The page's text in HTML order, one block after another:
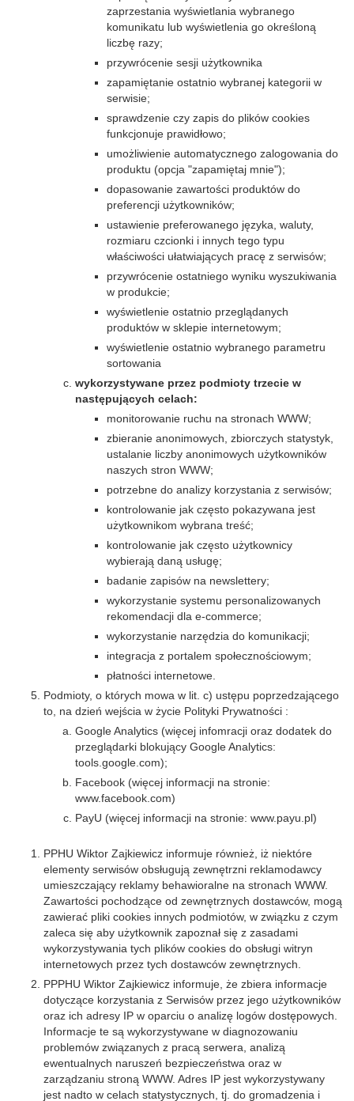
zaprzestania wyświetlania wybranego
komunikatu lub wyświetlenia go określoną
liczbę razy;
przywrócenie sesji użytkownika
zapamiętanie ostatnio wybranej kategorii w
serwisie;
sprawdzenie czy zapis do plików cookies
funkcjonuje prawidłowo;
umożliwienie automatycznego zalogowania do
produktu (opcja "zapamiętaj mnie");
dopasowanie zawartości produktów do
preferencji użytkowników;
ustawienie preferowanego języka, waluty,
rozmiaru czcionki i innych tego typu
właściwości ułatwiających pracę z serwisów;
przywrócenie ostatniego wyniku wyszukiwania
w produkcie;
wyświetlenie ostatnio przeglądanych
produktów w sklepie internetowym;
wyświetlenie ostatnio wybranego parametru
sortowania
wykorzystywane przez podmioty trzecie w
następujących celach:
monitorowanie ruchu na stronach WWW;
zbieranie anonimowych, zbiorczych statystyk,
ustalanie liczby anonimowych użytkowników
naszych stron WWW;
potrzebne do analizy korzystania z serwisów;
kontrolowanie jak często pokazywana jest
użytkownikom wybrana treść;
kontrolowanie jak często użytkownicy
wybierają daną usługę;
badanie zapisów na newslettery;
wykorzystanie systemu personalizowanych
rekomendacji dla e-commerce;
wykorzystanie narzędzia do komunikacji;
integracja z portalem społecznościowym;
płatności internetowe.
Podmioty, o których mowa w lit. c) ustępu poprzedzającego
to, na dzień wejścia w życie Polityki Prywatności :
Google Analytics (więcej infomracji oraz dodatek do
przeglądarki blokujący Google Analytics:
tools.google.com);
Facebook (więcej informacji na stronie:
www.facebook.com)
PayU (więcej informacji na stronie: www.payu.pl)
PPHU Wiktor Zajkiewicz informuje również, iż niektóre
elementy serwisów obsługują zewnętrzni reklamodawcy
umieszczający reklamy behawioralne na stronach WWW.
Zawartości pochodzące od zewnętrznych dostawców, mogą
zawierać pliki cookies innych podmiotów, w związku z czym
zaleca się aby użytkownik zapoznał się z zasadami
wykorzystywania tych plików cookies do obsługi witryn
internetowych przez tych dostawców zewnętrznych.
PPPHU Wiktor Zajkiewicz informuje, że zbiera informacje
dotyczące korzystania z Serwisów przez jego użytkowników
oraz ich adresy IP w oparciu o analizę logów dostępowych.
Informacje te są wykorzystywane w diagnozowaniu
problemów związanych z pracą serwera, analizą
ewentualnych naruszeń bezpieczeństwa oraz w
zarządzaniu stroną WWW. Adres IP jest wykorzystywany
jest nadto w celach statystycznych, tj. do gromadzenia i